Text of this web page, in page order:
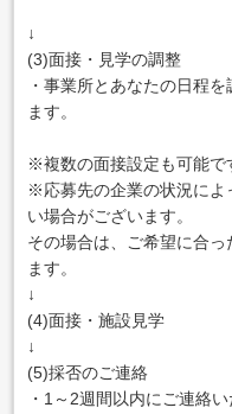
↓
(3)面接・見学の調整
・事業所とあなたの日程
ます。
※複数の面接設定も可能で
※応募先の企業の状況によ
い場合がございます。
その場合は、ご希望に合
ます。
↓
(4)面接・施設見学
↓
(5)採否のご連絡
・1～2週間以内にご連絡い